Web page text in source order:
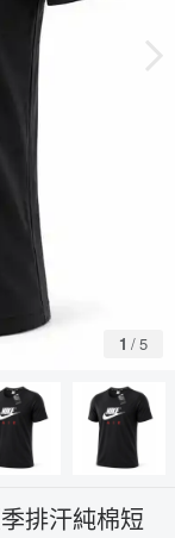
1 /5
排汗純棉短